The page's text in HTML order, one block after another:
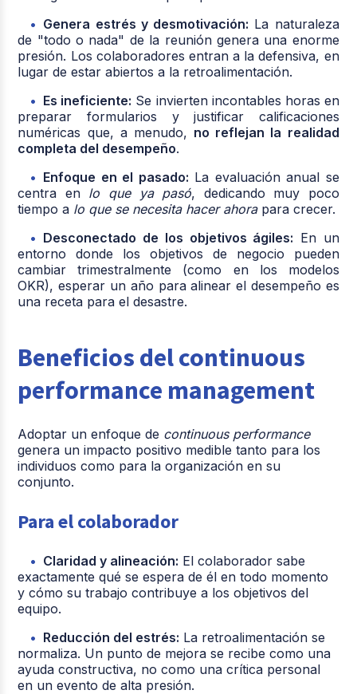
Genera estrés y desmotivación: La naturaleza
de "todo o nada" de la reunión genera una enorme
presión. Los colaboradores entran a la defensiva, en
lugar de estar abiertos a la retroalimentación.
Es ineficiente: Se invierten incontables horas en
preparar formularios y justificar calificaciones
numéricas que, a menudo, no reflejan la realidad
completa del desempeño.
Enfoque en el pasado: La evaluación anual se
centra en lo que ya pasó, dedicando muy poco
tiempo a lo que se necesita hacer ahorapara crecer.
Desconectado de los objetivos ágiles: En un
entorno donde los objetivos de negocio pueden
cambiar trimestralmente (como en los modelos
OKR), esperar un año para alinear el desempeño es
una receta para el desastre.
Beneficios del continuous
performance management
Adoptar un enfoque de continuous performance
genera un impacto positivo medible tanto para los
individuos como para la organización en su
conjunto.
Para el colaborador
Claridad y alineación: El colaborador sabe
exactamente qué se espera de él en todo momento
y cómo su trabajo contribuye a los objetivos del
equipo.
Reducción del estrés: La retroalimentación se
normaliza. Un punto de mejora se recibe como una
ayuda constructiva, no como una crítica personal
en un evento de alta presión.